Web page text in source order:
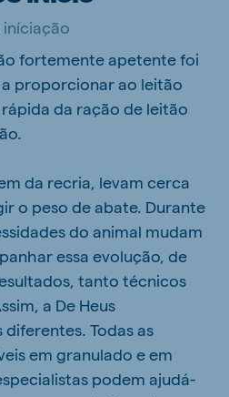
iníciação
fortemente apetente foi
proporcionar ao leitão
da ração de leitão
da recria, levam cerca
o peso de abate. Durante
do animal mudam
essa evolução, de
tanto técnicos
a De Heus
Todas as
em granulado e em
podem ajudá-